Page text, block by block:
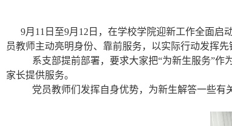
9月1 1 日 至9月12日，在学校学院迎新工作全面启
员教师主动亮明身份、靠前服务，以实际行动发挥
系支部提前部署，要求大家把“为新生服务”
家长提供服务。
党员教师们发挥自身优势，为新生解答一些有